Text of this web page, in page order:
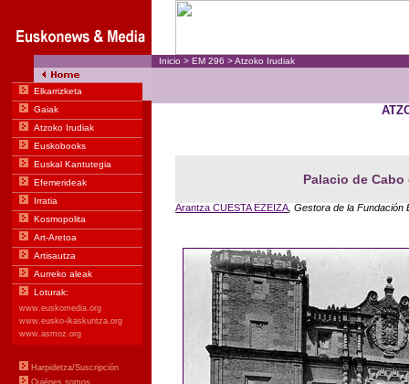
Palacio de Cabo
Arantza CUESTA EZEIZA , Gestora de la Fundación
Inicio > EM 296 >Atzoko Irudiak